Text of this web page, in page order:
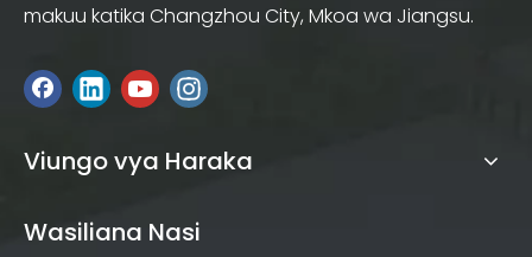
makuu katika Changzhou City, Mkoa wa Jiangsu.
Viungo vya Haraka
Wasiliana Nasi